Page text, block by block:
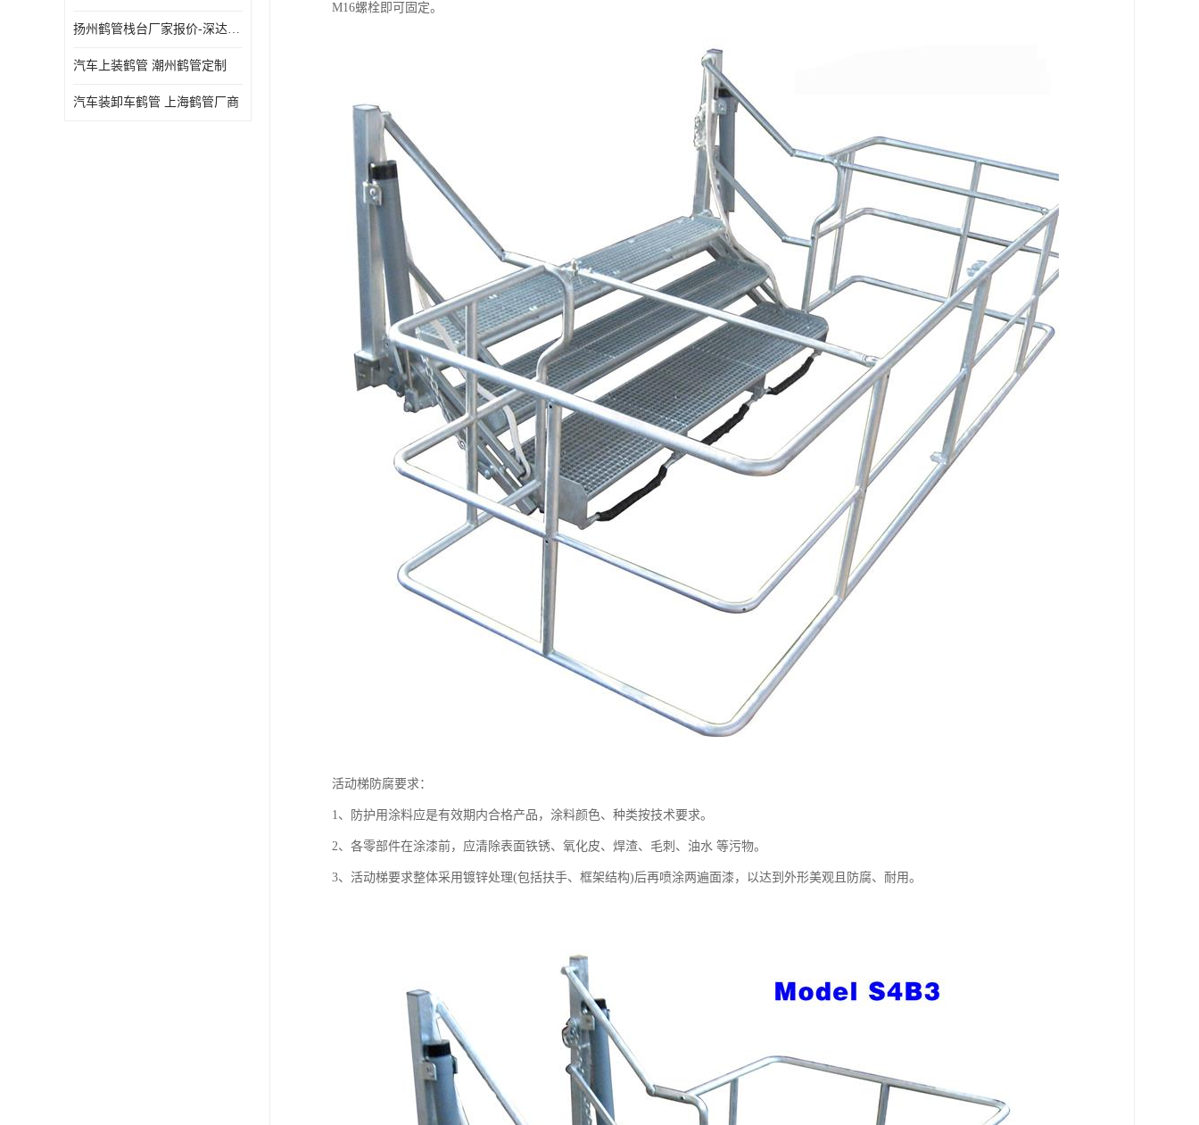
扬州鹤管栈台厂家报价-深达石化装备有限公司
汽车上装鹤管 潮州鹤管定制
汽车装卸车鹤管 上海鹤管厂商
M16螺栓即可固定。
活动梯防腐要求：
1、防护用涂料应是有效期内合格产品，涂料颜色、种类按技术要求。
2、各零部件在涂漆前，应清除表面铁锈、氧化皮、焊渣、毛刺、油水 等污物。
3、活动梯要求整体采用镀锌处理(包括扶手、框架结构)后再喷涂两遍面漆，以达到外形美观且防腐、耐用。